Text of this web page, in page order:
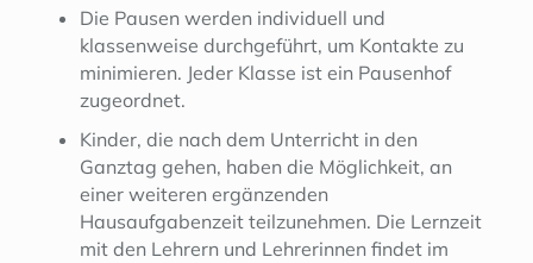
Die Pausen werden individuell und
klassenweise durchgeführt, um Kontakte zu
minimieren. Jeder Klasse ist ein Pausenhof
zugeordnet.
Kinder, die nach dem Unterricht in den
Ganztag gehen, haben die Möglichkeit, an
einer weiteren ergänzenden
Hausaufgabenzeit teilzunehmen. Die Lernzeit
mit den Lehrern und Lehrerinnen findet im